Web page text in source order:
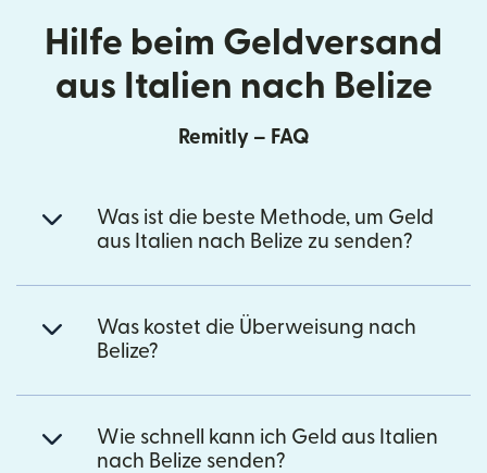
Hilfe beim Geldversand
aus Italien nach Belize
Remitly – FAQ
Was ist die beste Methode, um Geld
aus Italien nach Belize zu senden?
Was kostet die Überweisung nach
Belize?
Wie schnell kann ich Geld aus Italien
nach Belize senden?